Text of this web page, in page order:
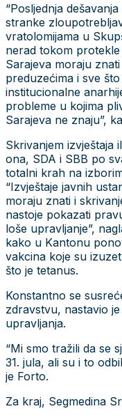
“Posljednja
stranke
vratolomijama u
nerad tokom
Sarajeva moraju
preduzećima i sve
institucionalne
probleme u kojima
Sarajeva ne znaju”,
Skrivanjem izvještaja
ona, SDA i SBB po
totalni krah na
“Izvještaje javnih
moraju znati i
nastoje pokazati
loše upravljanje”,
kako u Kantonu
vakcina koje su
što je tetanus.
Konstantno se
zdravstvu, nastavio
upravljanja.
“Mi smo tražili da se
31. jula, ali su i to
je Forto.
Za kraj, Segmedina